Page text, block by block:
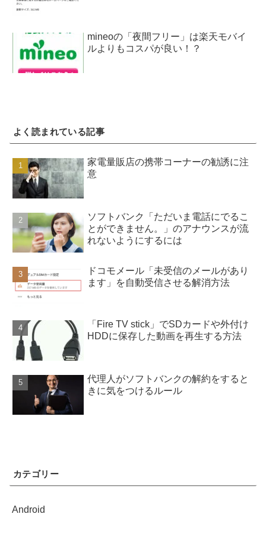
mineoの「夜間フリー」は楽天モバイ
ルよりもコスパが良い！？
よく読まれている記事
家電量販店の携帯コーナーの勧誘に注
意
ソフトバンク「ただいま電話にでるこ
とができません。」のアナウンスが流
れないようにするには
ドコモメール「未受信のメールがあり
ます」を自動受信させる解消方法
「Fire TV stick」でSDカードや外付け
HDDに保存した動画を再生する方法
代理人がソフトバンクの解約をすると
きに気をつけるルール
カテゴリー
Android